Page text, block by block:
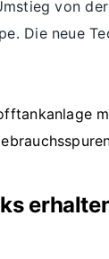
von
Die neue